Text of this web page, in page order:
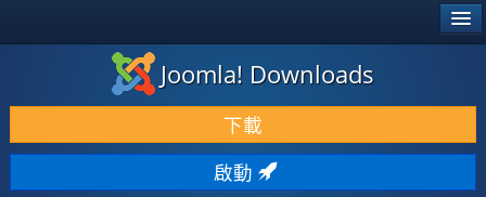
下載 & 擴充
發現 & 學習
社群 & 支援
Joomla! Downloads
下載
啟動